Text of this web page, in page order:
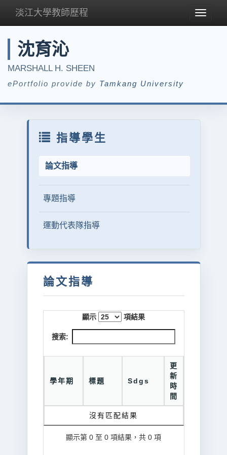
Toggle
淡江大學教師歷程
沈育沁
MARSHALL H. SHEEN
ePortfolio provide by Tamkang University
指導學生
論文指導
專題指導
運動代表隊指導
論文指導
顯示 項結果
搜索:
學年期 標題 Sdgs
更
新
時
間
沒有匹配結果
顯示第 0 至 0 項結果，共 0 項